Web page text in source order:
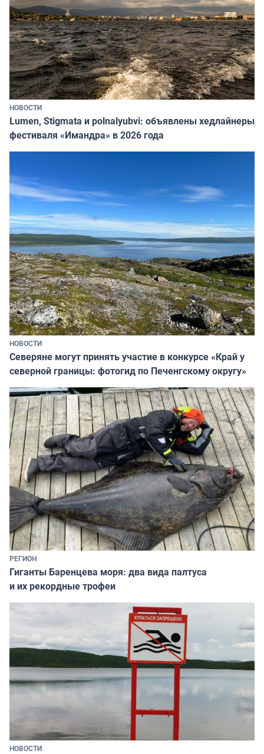
НОВОСТИ
Lumen, Stigmata и polnalyubvi: объявлены хедлайнеры
фестиваля «Имандра» в 2026 года
НОВОСТИ
Северяне могут принять участие в конкурсе «Край у
северной границы: фотогид по Печенгскому округу»
РЕГИОН
Гиганты Баренцева моря: два вида палтуса
и их рекордные трофеи
НОВОСТИ